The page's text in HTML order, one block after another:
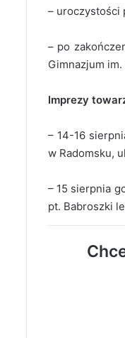
– uroczystości
– po
Gimnazjum
Imprezy
– 14-16
w Radomsku,
– 15 sierpnia
pt. Babroszki